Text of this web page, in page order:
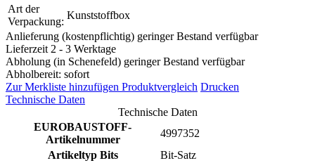
Art der
Verpackung:
Kunststoffbox
Anlieferung (kostenpflichtig) geringer Bestand verfügbar
Lieferzeit 2 - 3 Werktage
Abholung (in Schenefeld) geringer Bestand verfügbar
Abholbereit: sofort
Zur Merkliste hinzufügen Produktvergleich Drucken
Technische Daten
Technische Daten
EUROBAUSTOFF-
Artikelnummer
4997352
Artikeltyp Bits
Bit-Satz